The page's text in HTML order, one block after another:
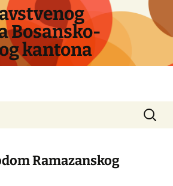
Bosansko-
kantona
Search
for:
Ramazanskog